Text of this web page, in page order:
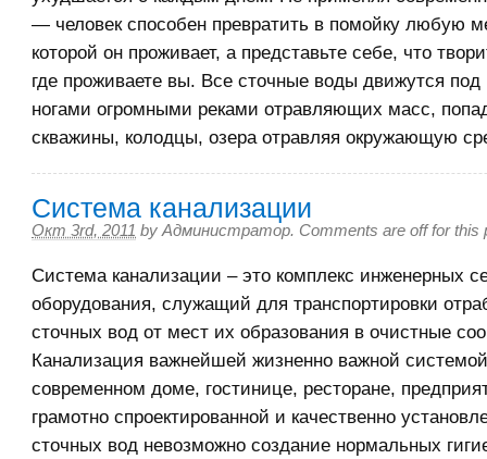
— человек способен превратить в помойку любую
которой он проживает, а представьте себе, что
где проживаете вы. Все сточные воды движутся
ногами огромными реками отравляющих масс,
скважины, колодцы, озера отравляя окружающую
Система канализации
Окт 3rd, 2011 by Администратор. Comments are off for this
Система канализации – это комплекс инженерных
оборудования, служащий для транспортировки
сточных вод от мест их образования в очистные
Канализация важнейшей жизненно важной
современном доме, гостинице, ресторане,
грамотно спроектированной и качественно
сточных вод невозможно создание нормальных